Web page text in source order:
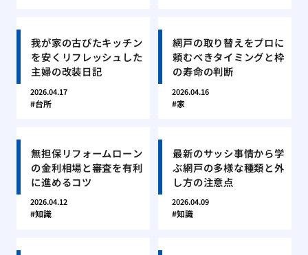
我が家の古びたキッチン
を安くリフレッシュした
主婦の改装日記
2026.04.17
台所
網戸の取り替えをプロに
頼むべきタイミングと枠
の寿命の判断
2026.04.16
家
無担保リフォームローン
の金利相場と審査を有利
に進めるコツ
2026.04.12
知識
最新のサッシ事情から学
ぶ網戸の多様な種類と外
し方の注意点
2026.04.09
知識